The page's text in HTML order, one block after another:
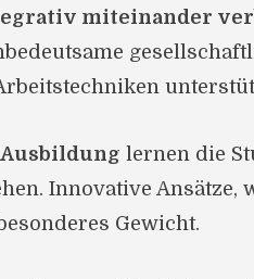
miteinander
lernen die
Innovative Ansätze,
Gewicht.